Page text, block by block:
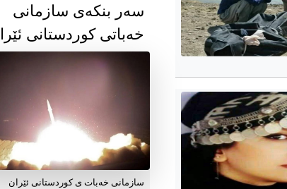
سەر بنکەی سازمانی
خەباتی کوردستانی
سازمانی خەبات ی کوردستانی ئێران